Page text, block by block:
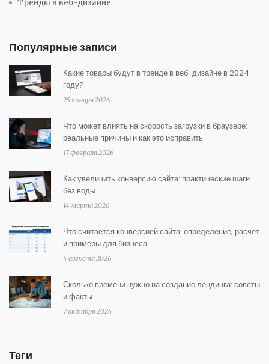
Тренды в веб-дизайне
Популярные записи
Какие товары будут в тренде в веб-дизайне в 2024
году?
25 января 2026
Что может влиять на скорость загрузки в браузере:
реальные причины и как это исправить
17 февраля 2026
Как увеличить конверсию сайта: практические шаги
без воды
14 марта 2026
Что считается конверсией сайта: определение, расчет
и примеры для бизнеса
4 августа 2026
Сколько времени нужно на создание лендинга: советы
и факты
7 октября 2024
Теги